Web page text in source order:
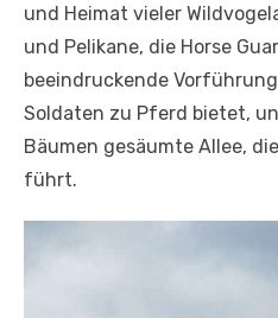
und Heimat vieler
und Pelikane, die Horse
beeindruckende
Soldaten zu Pferd bietet,
Bäumen gesäumte Allee,
führt.